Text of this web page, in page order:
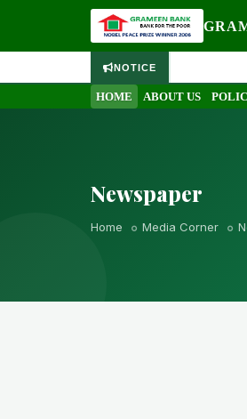
NOTICE
HOME ABOUT US
Newspaper
Home Media Corner